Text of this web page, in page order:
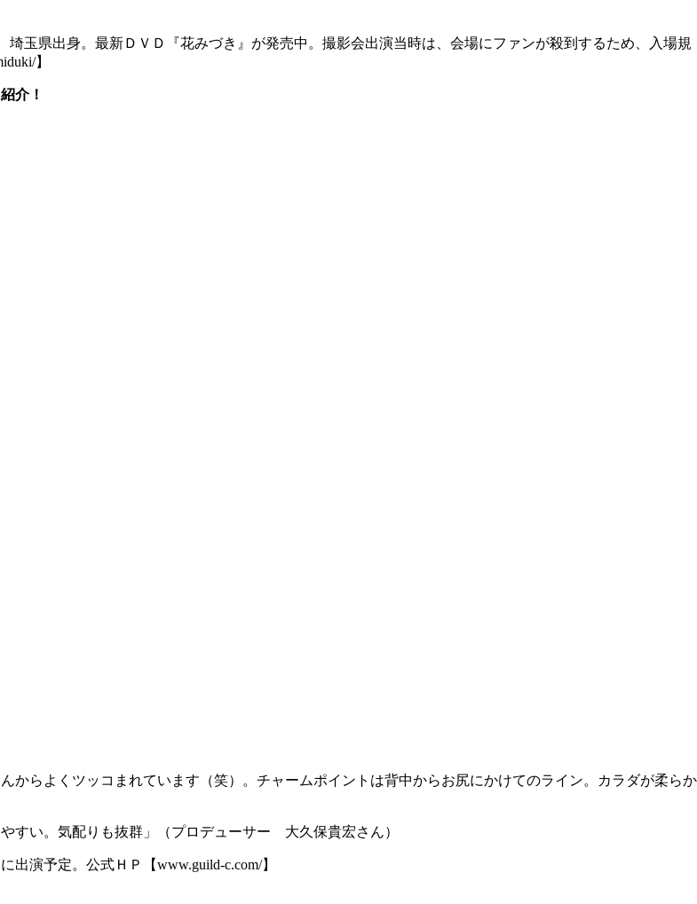
埼玉県出身。最新ＤＶＤ『花みづき』が発売中。撮影会出演当時は、会場にファンが殺到するため、入場規
】
介！
からよくツッコまれています（笑）。チャームポイントは背中からお尻にかけてのライン。カラダが柔らか
すい。気配りも抜群」（プロデューサー 大久保貴宏さん）
演予定。公式ＨＰ【www.guild-c.com/】